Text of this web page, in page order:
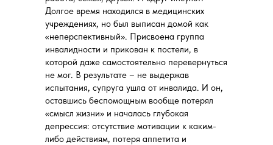
Долгое время находился в медицинских
учреждениях, но был выписан домой как
«неперспективный». Присвоена группа
инвалидности и прикован к постели, в
которой даже самостоятельно перевернуться
не мог. В результате – не выдержав
испытания, супруга ушла от инвалида. И он,
оставшись беспомощным вообще потерял
«смысл жизни» и началась глубокая
депрессия: отсутствие мотивации к каким-
либо действиям, потеря аппетита и